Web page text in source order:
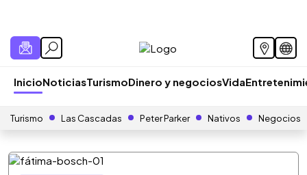
InicioNoticiasTurismoDinero y negociosVida
Turismo Las Cascadas Peter Parker Nativos Negocios